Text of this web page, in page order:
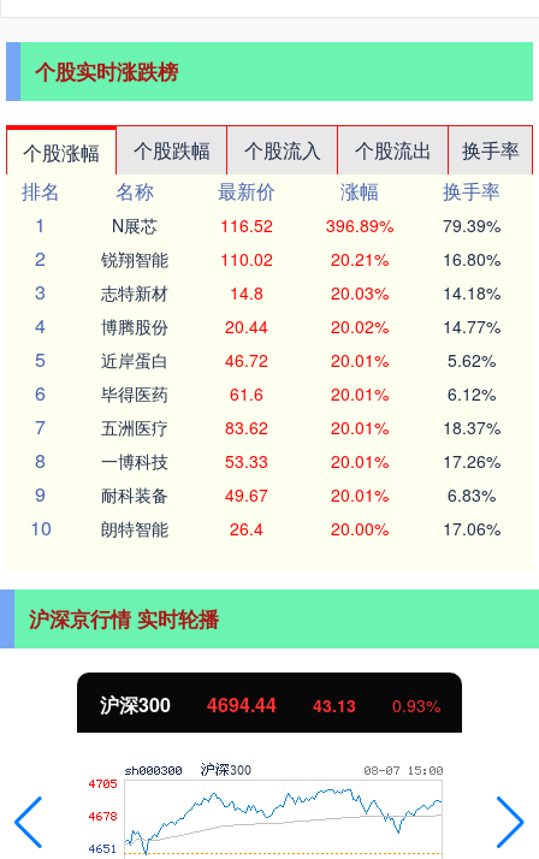
个股实时涨跌榜
个股涨幅 个股跌幅 个股流入 个股流出
换手率
排名
名称 最新价 涨幅
换手率
1
N展芯 116.52 396.89% 79.39%
2 锐翔智能 110.02 20.21% 16.80%
3 志特新材 14.8 20.03% 14.18%
4 博腾股份 20.44 20.02% 14.77%
5 近岸蛋白 46.72 20.01% 5.62%
6 毕得医药 61.6 20.01% 6.12%
7 五洲医疗 83.62 20.01% 18.37%
8 一博科技 53.33 20.01% 17.26%
9 耐科装备 49.67 20.01% 6.83%
10 朗特智能 26.4 20.00% 17.06%
沪深京行情 实时轮播
沪深300 4694.44 43.13 0.93%